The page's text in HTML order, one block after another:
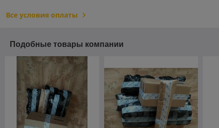
Все условия оплаты
Подобные товары компании